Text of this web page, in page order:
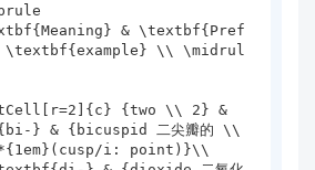
\textbf{example} \\ \midrul
} & {bicuspid 二尖瓣的 \\
i: point)}\\